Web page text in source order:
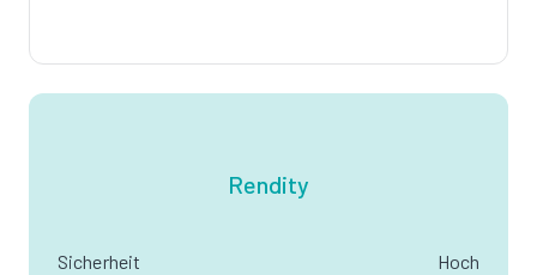
Rendity
Sicherheit Hoch